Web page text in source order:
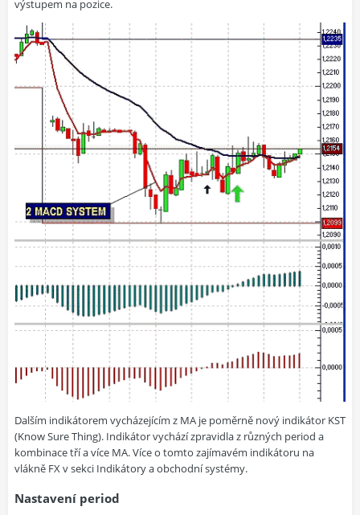
výstupem na pozice.
Dalším indikátorem vycházejícím z MA je poměrně nový indikátor KST
(Know Sure Thing). Indikátor vychází zpravidla z různých period a
kombinace tří a více MA. Více o tomto zajímavém indikátoru na
vlákně FX v sekci Indikátory a obchodní systémy.
Nastavení period